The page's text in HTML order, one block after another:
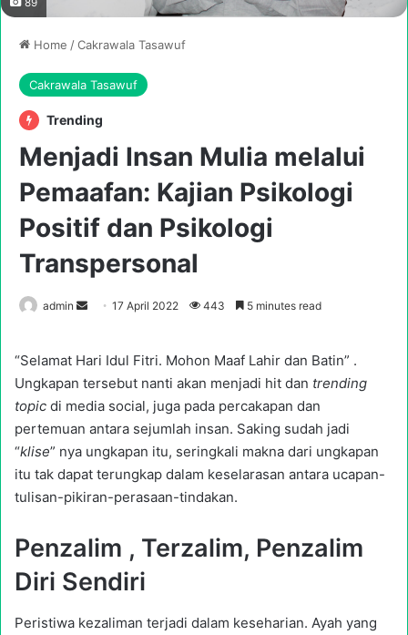
89
Home /Cakrawala Tasawuf
Cakrawala Tasawuf
Trending
Menjadi Insan Mulia melalui
Pemaafan: Kajian Psikologi
Positif dan Psikologi
Transpersonal
admin
Send17 April 2022 443 5 minutes read
“Selamat Hari Idul Fitri. Mohon Maaf Lahir dan Batin” .
Ungkapan tersebut nanti akan menjadi hit dan trending
topic di media social, juga pada percakapan dan
pertemuan antara sejumlah insan. Saking sudah jadi
“klise” nya ungkapan itu, seringkali makna dari ungkapan
itu tak dapat terungkap dalam keselarasan antara ucapan-
tulisan-pikiran-perasaan-tindakan.
Penzalim , Terzalim, Penzalim
Diri Sendiri
Peristiwa kezaliman terjadi dalam keseharian. Ayah yang